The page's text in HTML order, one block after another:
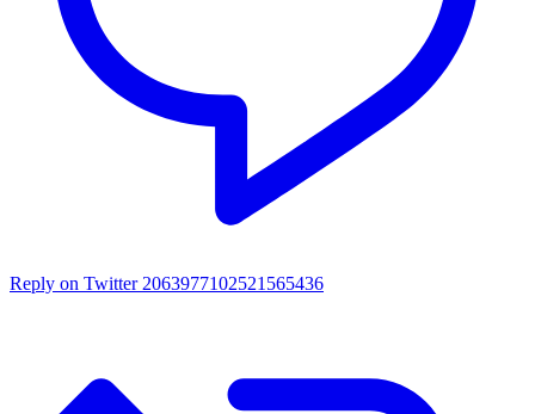
Reply on Twitter 2063977102521565436